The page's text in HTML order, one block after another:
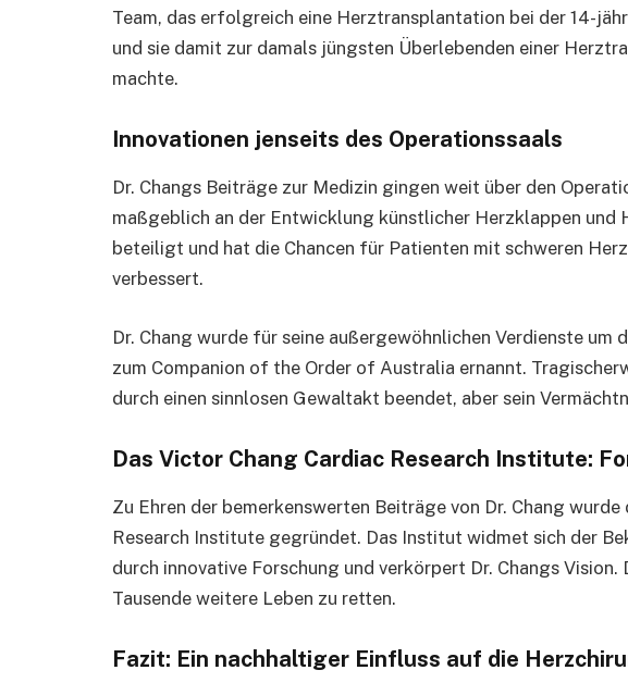
Team, das erfolgreich eine Herztransplantation bei der 14-
und sie damit zur damals jüngsten Überlebenden einer
machte.
Innovationen jenseits des Operationssaals
Dr. Changs Beiträge zur Medizin gingen weit über den
maßgeblich an der Entwicklung künstlicher Herzklappen
beteiligt und hat die Chancen für Patienten mit schweren
verbessert.
Dr. Chang wurde für seine außergewöhnlichen Verdienste
zum Companion of the Order of Australia ernannt.
durch einen sinnlosen Gewaltakt beendet, aber sein
Das Victor Chang Cardiac Research Institute:
Zu Ehren der bemerkenswerten Beiträge von Dr. Chang
Research Institute gegründet. Das Institut widmet sich der
durch innovative Forschung und verkörpert Dr. Changs
Tausende weitere Leben zu retten.
Fazit: Ein nachhaltiger Einfluss auf die